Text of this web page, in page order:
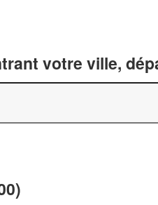
votre ville,